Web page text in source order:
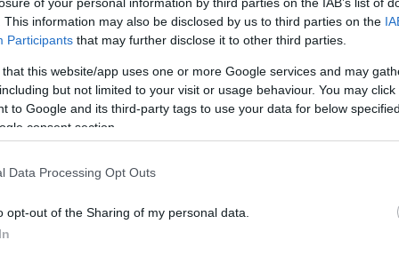
This information may also be disclosed by us to third parties on the
Participants that may further disclose it to other third parties.
that this website/app uses one or more Google services and may
but not limited to your visit or usage behaviour. You may
to Google and its third-party tags to use your data for below
consent section.
Data Processing Opt Outs
opt-out of the Sharing of my personal data.
την αναχαίτισή του από την εχθρική
supersonic missile is a game-changer.
flies at Mach 1.6 with a 250 km range and 10
Fired from F-16s, it slams into bunkers &
angles, beating GPS jamming. Combat-
Channel (@IsraelMilitaryC)